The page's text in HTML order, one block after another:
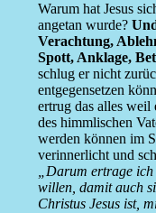
Warum hat Jesus
angetan wurde?
Verachtung,
Spott, Anklage,
schlug er nicht
entgegensetzen
ertrug das alles
des himmlischen
werden können im
verinnerlicht und
„Darum ertrage
willen, damit auch
Christus Jesus ist,